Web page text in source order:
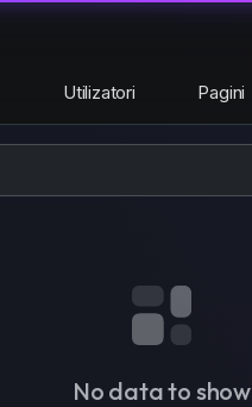
Utilizatori Pagini
No data to show